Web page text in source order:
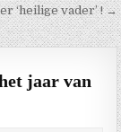
‘heilige vader’ ! →
jaar van